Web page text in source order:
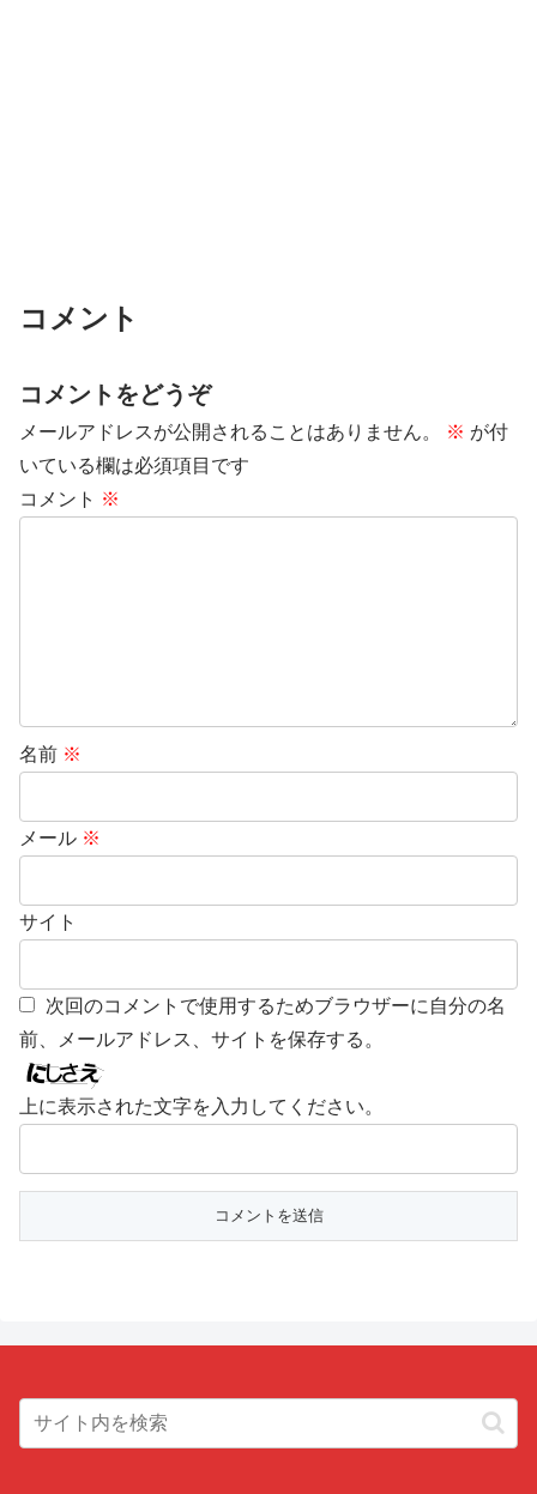
コメント
コメントをどうぞ
メールアドレスが公開されることはありません。 ※ が付
いている欄は必須項目です
コメント ※
名前 ※
メール ※
サイト
次回のコメントで使用するためブラウザーに自分の名
前、メールアドレス、サイトを保存する。
上に表示された文字を入力してください。